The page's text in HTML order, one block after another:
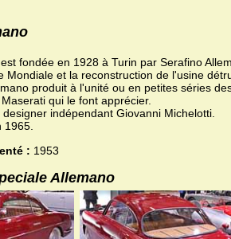
fondée en 1928 à Turin par Serafino
Mondiale et la reconstruction de l'usine
produit à l'unité ou en petites séries
qui le font apprécier.
indépendant Giovanni Michelotti.
: 1953
Allemano